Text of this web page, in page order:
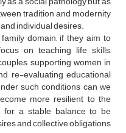
tradition and modernity
individual desires.
domain, if they aim to
on teaching life skills,
supporting women in
re-evaluating educational
such conditions can we
more resilient to the
for a stable balance to be
and collective obligations